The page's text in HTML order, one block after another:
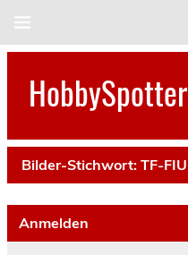
HobbySpotter
Bilder-Stichwort: TF-FIU
Anmelden